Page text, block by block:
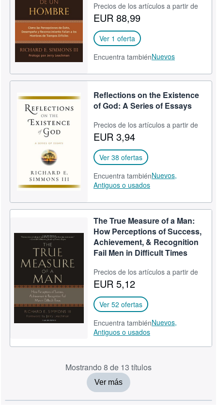
Precios de los artículos a partir de
EUR 88,99
Ver 1 oferta
Encuentra tambiénNuevos
Reflections on the Existence
of God: A Series of Essays
Precios de los artículos a partir de
EUR 3,94
Ver 38 ofertas
Encuentra tambiénNuevos,
Antiguos o usados
The True Measure of a Man:
How Perceptions of Success,
Achievement, & Recognition
Fail Men in Difficult Times
Precios de los artículos a partir de
EUR 5,12
Ver 52 ofertas
Encuentra tambiénNuevos,
Antiguos o usados
Mostrando 8 de 13 títulos
Ver más